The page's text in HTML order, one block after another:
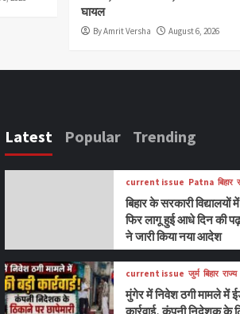
घायल
By Amrit Versha August 6, 2026
Latest Popular Trending
current issue Patna बिहार
बिहार के सरकारी विद्यालयों
फिर लागू हुई आधे दिन की
ने जारी किया नया आदेश
current issue जुर्म बिहार राज्य
मुंगेर में निवेश ठगी मामले में